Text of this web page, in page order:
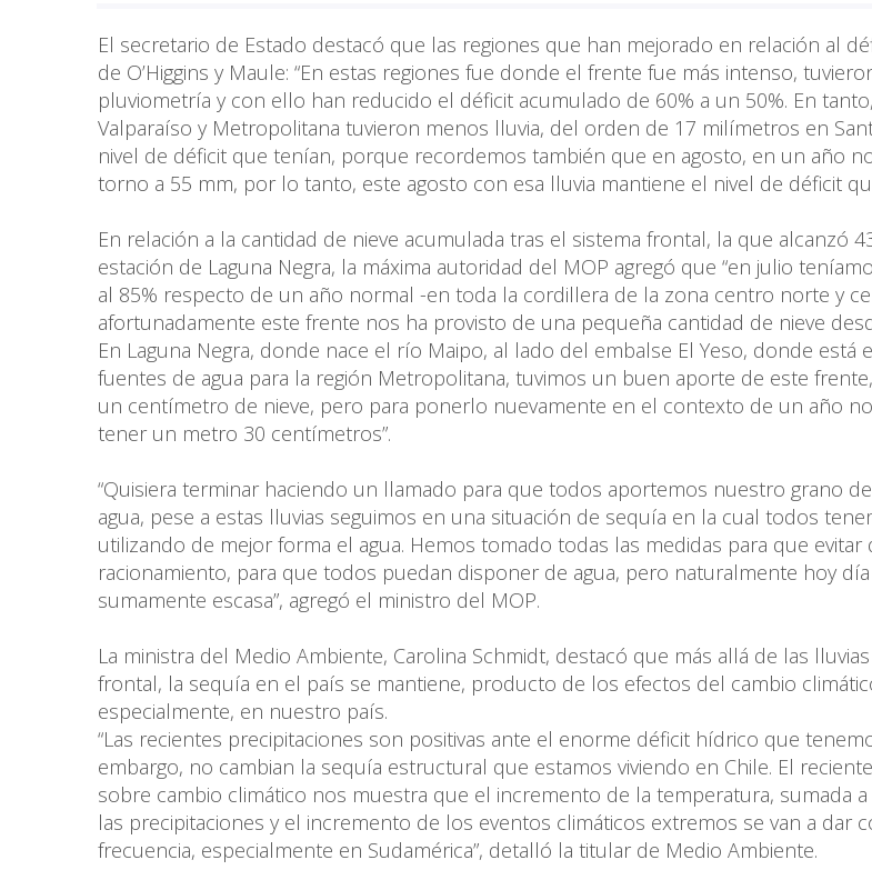
El secretario de Estado destacó que las regiones que han mejorado en relación al
de O’Higgins y Maule: “En estas regiones fue donde el frente fue más intenso,
pluviometría y con ello han reducido el déficit acumulado de 60% a un 50%. En
Valparaíso y Metropolitana tuvieron menos lluvia, del orden de 17 milímetros en
nivel de déficit que tenían, porque recordemos también que en agosto, en un año
torno a 55 mm, por lo tanto, este agosto con esa lluvia mantiene el nivel de déficit
En relación a la cantidad de nieve acumulada tras el sistema frontal, la que alcanzó
estación de Laguna Negra, la máxima autoridad del MOP agregó que “en julio
al 85% respecto de un año normal -en toda la cordillera de la zona centro norte y
afortunadamente este frente nos ha provisto de una pequeña cantidad de nieve
En Laguna Negra, donde nace el río Maipo, al lado del embalse El Yeso, donde está
fuentes de agua para la región Metropolitana, tuvimos un buen aporte de este
un centímetro de nieve, pero para ponerlo nuevamente en el contexto de un año
tener un metro 30 centímetros”.
“Quisiera terminar haciendo un llamado para que todos aportemos nuestro grano
agua, pese a estas lluvias seguimos en una situación de sequía en la cual todos
utilizando de mejor forma el agua. Hemos tomado todas las medidas para que evitar
racionamiento, para que todos puedan disponer de agua, pero naturalmente hoy
sumamente escasa”, agregó el ministro del MOP.
La ministra del Medio Ambiente, Carolina Schmidt, destacó que más allá de las
frontal, la sequía en el país se mantiene, producto de los efectos del cambio
especialmente, en nuestro país.
“Las recientes precipitaciones son positivas ante el enorme déficit hídrico que
embargo, no cambian la sequía estructural que estamos viviendo en Chile. El
sobre cambio climático nos muestra que el incremento de la temperatura, sumada
las precipitaciones y el incremento de los eventos climáticos extremos se van a dar
frecuencia, especialmente en Sudamérica”, detalló la titular de Medio Ambiente.